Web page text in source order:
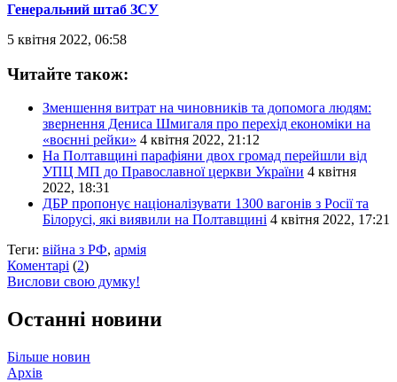
Генеральний штаб ЗСУ
5 квітня 2022, 06:58
Читайте також:
Зменшення витрат на чиновників та допомога людям:
звернення Дениса Шмигаля про перехід економіки на
«воєнні рейки» 4 квітня 2022, 21:12
На Полтавщині парафіяни двох громад перейшли від
УПЦ МП до Православної церкви України 4 квітня
2022, 18:31
ДБР пропонує націоналізувати 1300 вагонів з Росії та
Білорусі, які виявили на Полтавщині 4 квітня 2022, 17:21
Теги: війна з РФ, армія
Коментарі (2)
Вислови свою думку!
Останні новини
Більше новин
Архів